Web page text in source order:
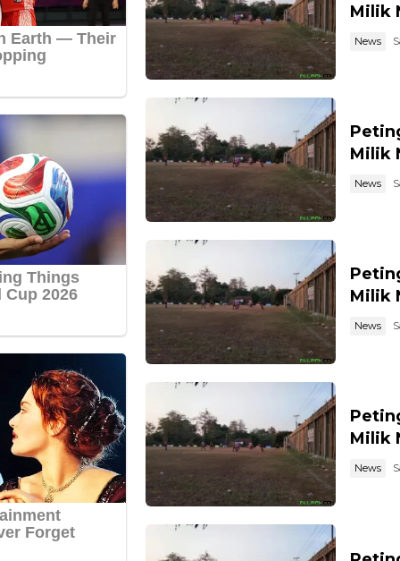
Milik
News
Milik
News
Milik
News
Milik
News